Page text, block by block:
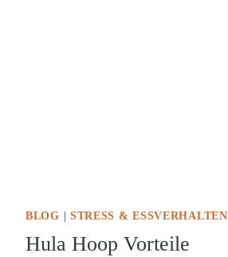
BLOG STRESS & ESSVERHALTEN
Hula Hoop Vorteile